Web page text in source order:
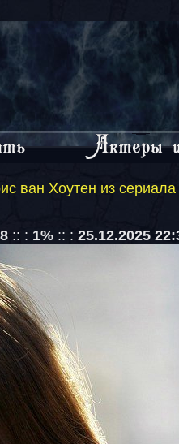
ван Хоутен из
:: : 1%:: : 25.12.2025